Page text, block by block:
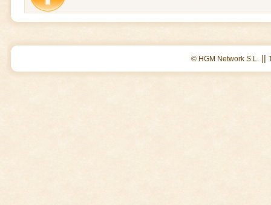
© HGM Network S.L. ||